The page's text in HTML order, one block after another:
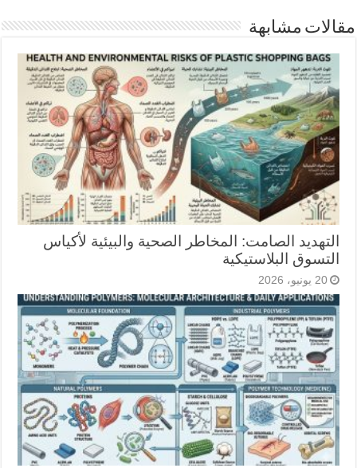
مقالات مشابهة
التهديد الصامت: المخاطر الصحية والبيئية لأكياس
التسوق البلاستيكية
20 يونيو، 2026